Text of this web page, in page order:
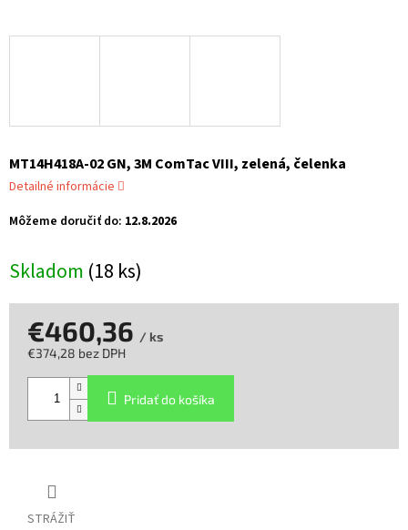
Skladom (18 ks)
Môžeme doručiť do: 12.8.2026
MT14H418A-02 GN, 3M ComTac VIII, zelená, čelenka
Detailné informácie
STRÁŽIŤ
€460,36 / ks
€374,28 bez DPH
Pridať do košíka